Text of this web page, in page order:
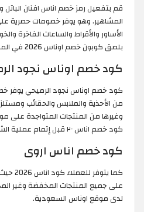
قم بتفعيل رمز خصم اناس افنان
المشاهير. وهو يوفر خصومات حصرية
الأساور والأقراط والساعات الفاخرة
بلصق كوبون خصم اوناس 2026 في المكان المخصص له.
كود خصم اوناس نجود
كود خصم اوناس نجود الرميحي يوفر
من الأحذية والملابس والحقائب
كود خصم اناس ٢٠ قبل إتمام عملية الشراء.
كود خصم اناس اروى
كما
على جميع المنتجات المخفضة وغير
لدى موقع اوناس السعودية.